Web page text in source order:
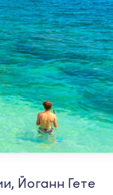
Йоганн Гете